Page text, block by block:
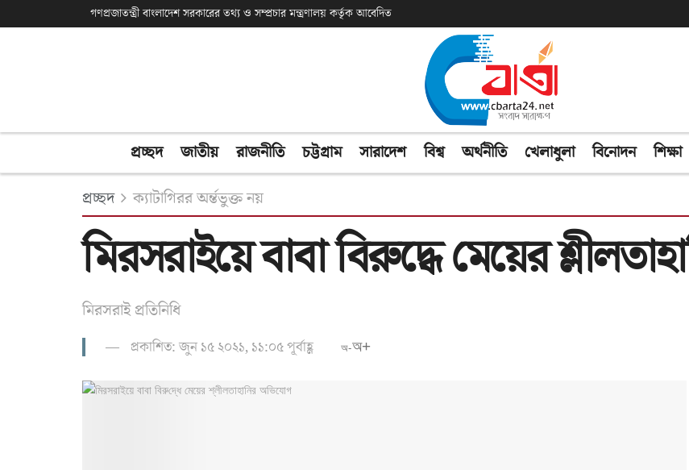
গণপ্রজাতন্ত্রী বাংলাদেশ সরকারের তথ্য ও সম্প্রচার মন্ত্রণালয় কর্তৃক আবেদিত
প্রচ্ছদ জাতীয় রাজনীতি চট্টগ্রাম সারাদেশ বিশ্ব অর্থনীতি খেলাধুলা বিনোদন শিক্ষা
প্রচ্ছদ ক্যাটাগিরর অর্ন্তভুক্ত নয়
মিরসরাইয়ে বাবা বিরু‌দ্ধে মেয়ের
মিরসরাই প্রতিনিধি
প্রকাশিত: জুন ১৫ ২০২১, ১১:০৫ পূর্বাহ্ণ অ-অ+